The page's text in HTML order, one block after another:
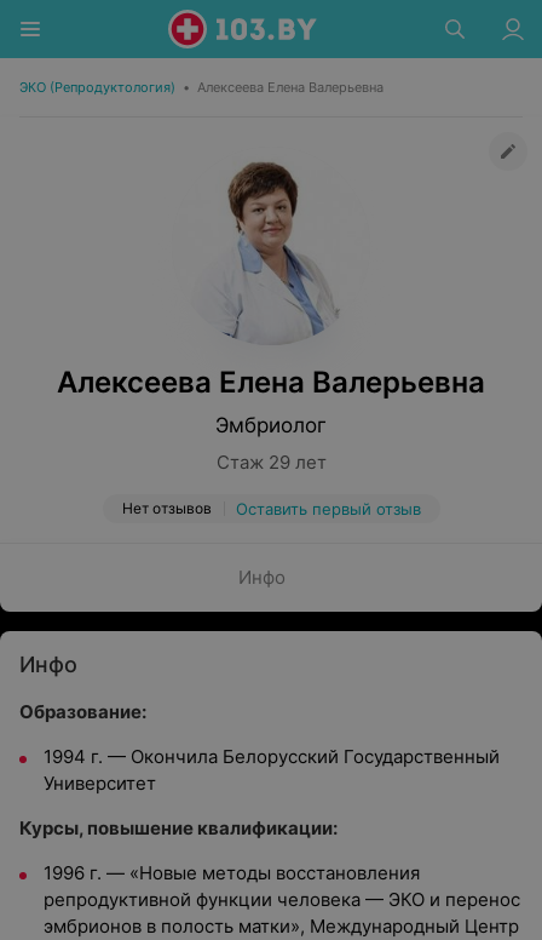
ЭКО (Репродуктология) • Алексеева Елена Валерьевна
Алексеева Елена Валерьевна
Эмбриолог
Стаж 29 лет
Нет отзывов Оставить первый отзыв
Инфо
Инфо
Образование:
1994 г. — Окончила Белорусский Государственный
Университет
Курсы, повышение квалификации:
1996 г. — «Новые методы восстановления
репродуктивной функции человека — ЭКО и перенос
эмбрионов в полость матки», Международный Центр